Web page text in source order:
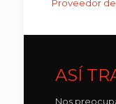
ASÍ
Nos